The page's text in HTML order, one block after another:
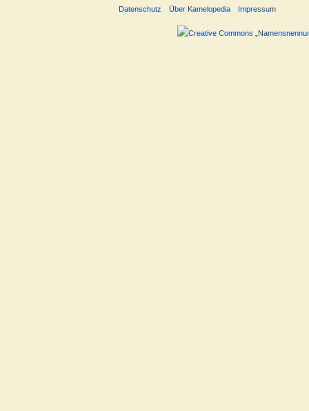
Datenschutz Über Kamelopedia Impressum